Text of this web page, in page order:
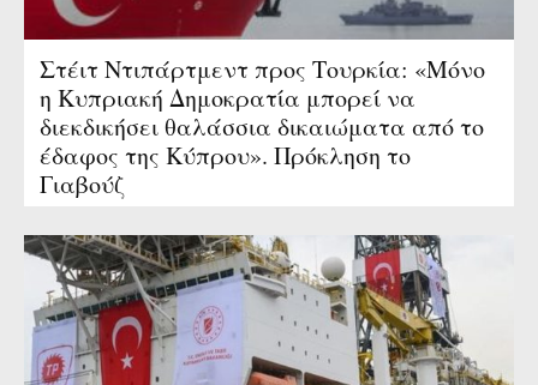
Στέιτ Ντιπάρτμεντ προς Τουρκία: «Μόνο
η Κυπριακή Δημοκρατία μπορεί να
διεκδικήσει θαλάσσια δικαιώματα από το
έδαφος της Κύπρου». Πρόκληση το
Γιαβούζ